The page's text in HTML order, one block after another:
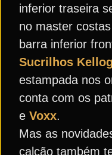
inferior traseira
no master
barra inferior
Sucrilhos
estampada nos
conta com os
e Voxx.
Mas as
calção também